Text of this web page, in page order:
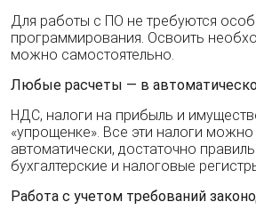
Для работы с ПО не требуются
программирования. Освоить
можно самостоятельно.
Любые расчеты — в
НДС, налоги на прибыль и
«упрощенке». Все эти налоги можно
автоматически, достаточно
бухгалтерские и налоговые
Работа с учетом требований